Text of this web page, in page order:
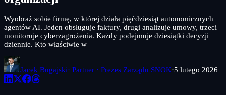
Wyobraź sobie firmę, w której działa pięćdziesiąt autonomicznych
agentów AI. Jeden obsługuje faktury, drugi analizuje umowy, trzeci
monitoruje cyberzagrożenia. Każdy podejmuje dziesiątki decyzji
dziennie. Kto właściwie w
Jacek Bugajski· Partner · Prezes Zarządu SNOK·5 lutego 2026